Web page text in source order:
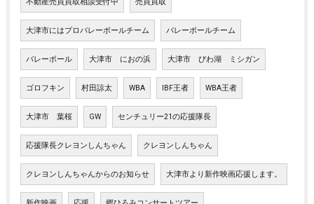
大津市にはプロバレーボールチーム バレーボールチーム
バレーボール 大津市 におの浜 大津市 びわ湖 ミシガン
ゴロフキン 村田諒太 WBA IBF王者 WBA王者
大津市 葉桜 GW センチュリー21の応援隊長
応援隊長クレヨンしんちゃん クレヨンしんちゃん
クレヨンしんちゃんからのお知らせ 大津市より新作映画応援します。